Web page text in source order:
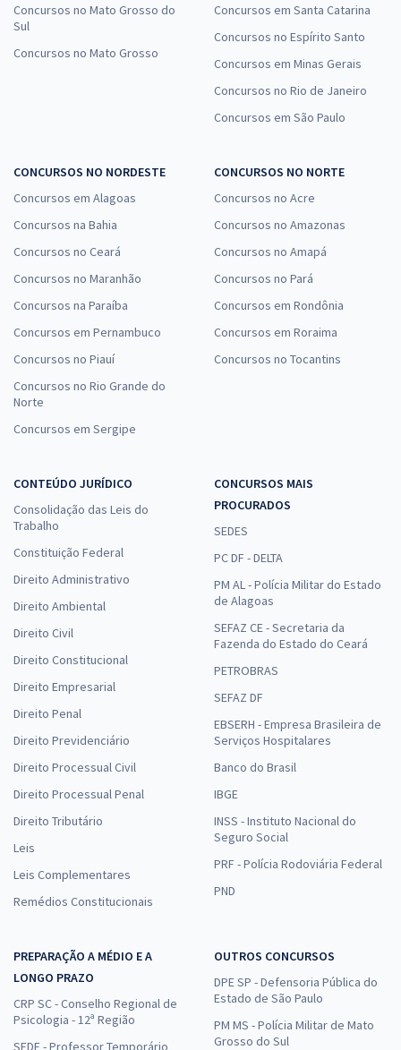
Concursos no Mato Grosso do
Sul
Concursos no Mato Grosso
Concursos em Santa Catarina
Concursos no Espírito Santo
Concursos em Minas Gerais
Concursos no Rio de Janeiro
Concursos em São Paulo
CONCURSOS NO NORDESTE
Concursos em Alagoas
Concursos na Bahia
Concursos no Ceará
Concursos no Maranhão
Concursos na Paraíba
Concursos em Pernambuco
Concursos no Piauí
Concursos no Rio Grande do
Norte
Concursos em Sergipe
CONCURSOS NO NORTE
Concursos no Acre
Concursos no Amazonas
Concursos no Amapá
Concursos no Pará
Concursos em Rondônia
Concursos em Roraima
Concursos no Tocantins
CONTEÚDO JURÍDICO
Consolidação das Leis do
Trabalho
Constituição Federal
Direito Administrativo
Direito Ambiental
Direito Civil
Direito Constitucional
Direito Empresarial
Direito Penal
Direito Previdenciário
Direito Processual Civil
Direito Processual Penal
Direito Tributário
Leis
Leis Complementares
Remédios Constitucionais
CONCURSOS MAIS
PROCURADOS
SEDES
PC DF - DELTA
PM AL - Polícia Militar do Estado
de Alagoas
SEFAZ CE - Secretaria da
Fazenda do Estado do Ceará
PETROBRAS
SEFAZ DF
EBSERH - Empresa Brasileira de
Serviços Hospitalares
Banco do Brasil
IBGE
INSS - Instituto Nacional do
Seguro Social
PRF - Polícia Rodoviária Federal
PND
PREPARAÇÃO A MÉDIO E A
LONGO PRAZO
CRP SC - Conselho Regional de
Psicologia - 12ª Região
SEDF - Professor Temporário
OUTROS CONCURSOS
DPE SP - Defensoria Pública do
Estado de São Paulo
PM MS - Polícia Militar de Mato
Grosso do Sul